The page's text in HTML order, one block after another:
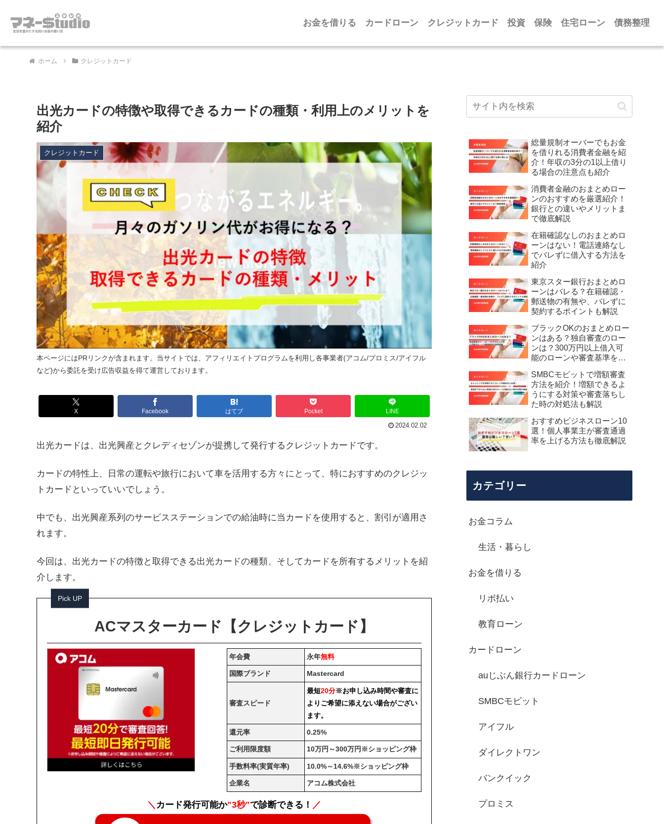
お金を借りる カードローン クレジットカード 投資 保険 住宅ローン 債務整理
ホーム クレジットカード
出光カードの特徴や取得できるカードの種類・利用上のメリットを
紹介
本ページにはPRリンクが含まれます。当サイトでは、アフィリエイトプログラムを利用し各事業者(アコム/プロミス/アイフル
など)から委託を受け広告収益を得て運営しております。
クレジットカード
X Facebook はてブ Pocket LINE
2024.02.02
出光カードは、出光興産とクレディセゾンが提携して発行するクレジットカードです。
カードの特性上、日常の運転や旅行において車を活用する方々にとって、特におすすめのクレジッ
トカードといっていいでしょう。
中でも、出光興産系列のサービスステーションでの給油時に当カードを使用すると、割引が適用さ
れます。
今回は、出光カードの特徴と取得できる出光カードの種類、そしてカードを所有するメリットを紹
介します。
Pick UP
ACマスターカード【クレジットカード】
年会費 永年無料
国際ブランド Mastercard
審査スピード
最短20分※お申し込み時間や審査に
よりご希望に添えない場合がござい
ます。
還元率 0.25%
ご利用限度額 10万円～300万円※ショッピング枠
手数料率(実質年率) 10.0%～14.6%※ショッピング枠
企業名 アコム株式会社
＼ カード発行可能か"3秒"で診断できる！ ／
総量規制オーバーでもお金
を借りれる消費者金融を紹
介！年収の3分の1以上借り
る場合の注意点も紹介
消費者金融のおまとめロー
ンのおすすめを厳選紹介！
銀行との違いやメリットま
で徹底解説
在籍確認なしのおまとめロ
ーンはない！電話連絡なし
でバレずに借入する方法を
紹介
東京スター銀行おまとめロ
ーンはバレる？在籍確認・
郵送物の有無や、バレずに
契約するポイントも解説
ブラックOKのおまとめロー
ンはある？独自審査のロー
ンは？300万円以上借入可
能のローンや審査基準を徹
SMBCモビットで増額審査
方法を紹介！増額できるよ
うにする対策や審査落ちし
た時の対処法も解説
おすすめビジネスローン10
選！個人事業主が審査通過
率を上げる方法も徹底解説
カテゴリー
お金コラム
生活・暮らし
お金を借りる
リボ払い
教育ローン
カードローン
auじぶん銀行カードローン
SMBCモビット
アイフル
ダイレクトワン
バンクイック
プロミス